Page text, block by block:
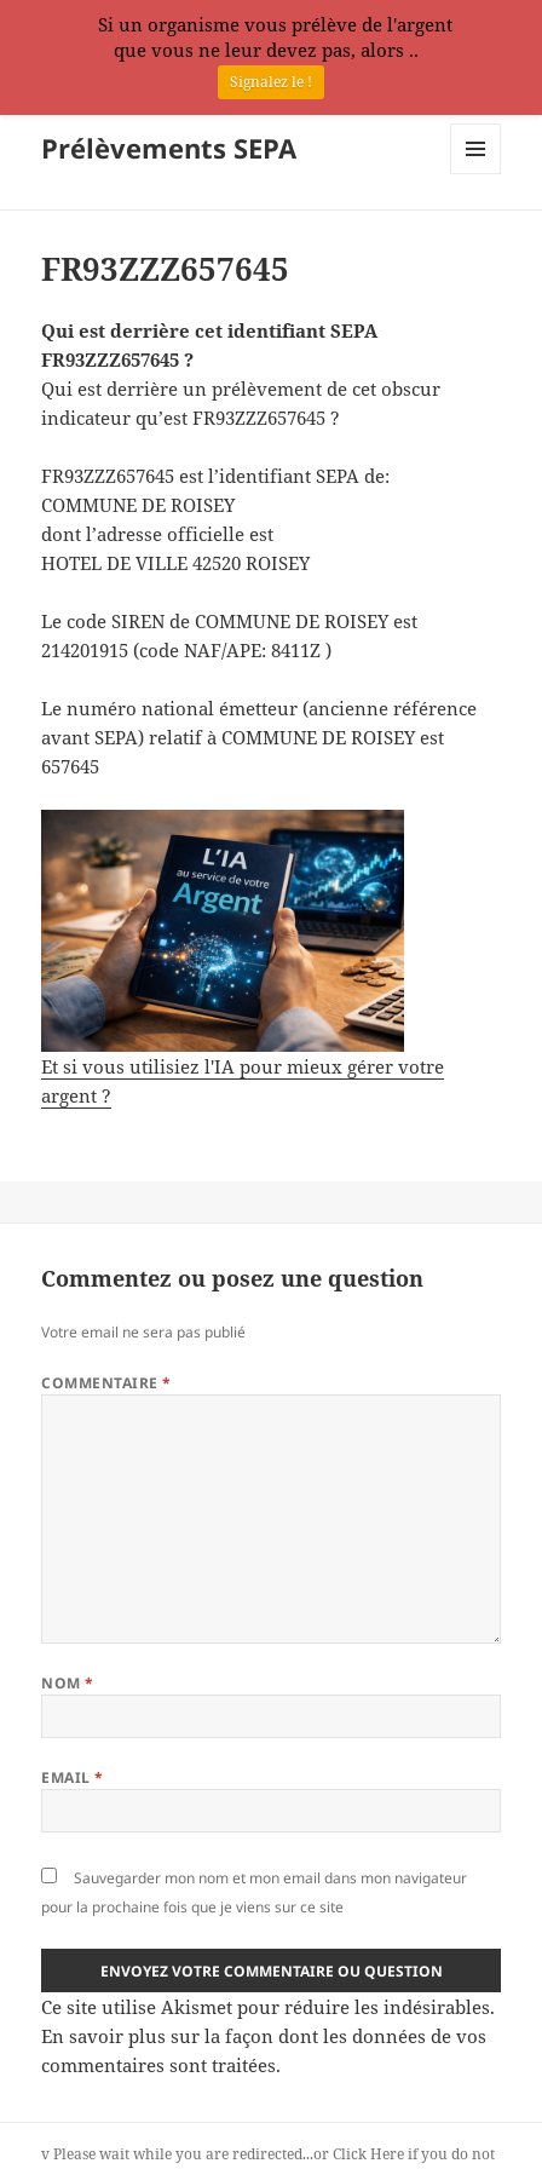
Prélèvements SEPA
FR93ZZZ657645
Qui est derrière cet identifiant SEPA
FR93ZZZ657645 ?
Qui est derrière un prélèvement de cet obscur
indicateur qu’est FR93ZZZ657645 ?
FR93ZZZ657645 est l’identifiant SEPA de:
COMMUNE DE ROISEY
dont l’adresse officielle est
HOTEL DE VILLE 42520 ROISEY
Le code SIREN de COMMUNE DE ROISEY est
214201915 (code NAF/APE: 8411Z )
Le numéro national émetteur (ancienne référence
avant SEPA) relatif à COMMUNE DE ROISEY est
657645
Et si vous utilisiez l'IA pour mieux gérer votre
argent ?
Commentez ou posez une question
Votre email ne sera pas publié
COMMENTAIRE*
NOM*
EMAIL*
Sauvegarder mon nom et mon email dans mon navigateur
pour la prochaine fois que je viens sur ce site
Ce site utilise Akismet pour réduire les indésirables.
En savoir plus sur la façon dont les données de vos
commentaires sont traitées.
vPlease wait while you are redirected...orClick Hereif you do not
Si un organisme vous prélève de l'argent
que vous ne leur devez pas, alors ..
Signalez le !